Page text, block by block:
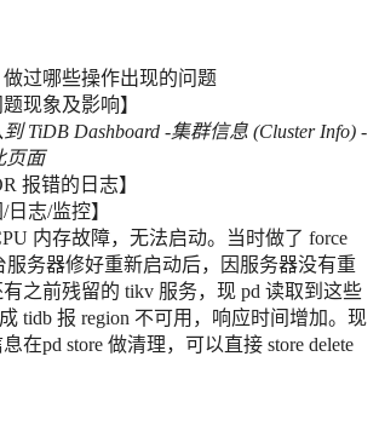
做过哪些操作出现的问题
现象及影响】
TiDB Dashboard -集群信息 (Cluster Info) -
页面
报错的日志】
日志/监控】
内存故障，无法启动。当时做了 force
服务器修好重新启动后，因服务器没有重
之前残留的 tikv 服务，现 pd 读取到这些
tidb 报 region 不可用，响应时间增加。现
在pd store 做清理，可以直接 store delete